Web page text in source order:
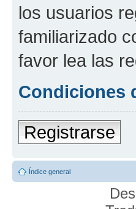
los usuarios
familiarizado
favor lea las
Condiciones
Registrarse
Índice general